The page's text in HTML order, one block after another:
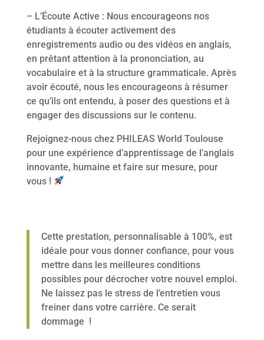
– L’Écoute Active : Nous encourageons nos
étudiants à écouter activement des
enregistrements audio ou des vidéos en anglais,
en prêtant attention à la prononciation, au
vocabulaire et à la structure grammaticale. Après
avoir écouté, nous les encourageons à résumer
ce qu’ils ont entendu, à poser des questions et à
engager des discussions sur le contenu.
Rejoignez-nous chez PHILEAS World Toulouse
pour une expérience d’apprentissage de l’anglais
innovante, humaine et faire sur mesure, pour
vous !
Cette prestation, personnalisable à 100%, est
idéale pour vous donner confiance, pour vous
mettre dans les meilleures conditions
possibles pour décrocher votre nouvel emploi.
Ne laissez pas le stress de l’entretien vous
freiner dans votre carrière. Ce serait
dommage !